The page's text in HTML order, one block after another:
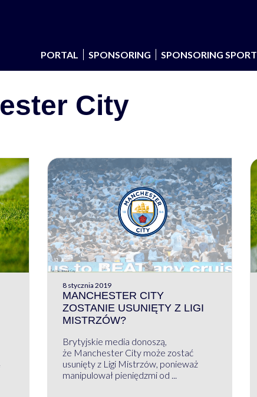
PORTAL
SPONSORING SPONSORING SPORT
City
8 stycznia 2019
MANCHESTER CITY
ZOSTANIE USUNIĘTY Z LIGI
MISTRZÓW?
Brytyjskie media donoszą,
że Manchester City może zostać
usunięty z Ligi Mistrzów, ponieważ
manipulował pieniędzmi od ...